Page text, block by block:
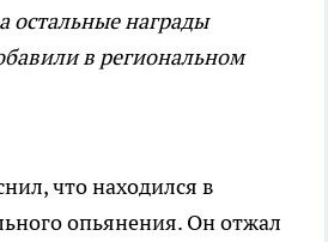
остальные награды
в региональном
что находился в
опьянения. Он отжал